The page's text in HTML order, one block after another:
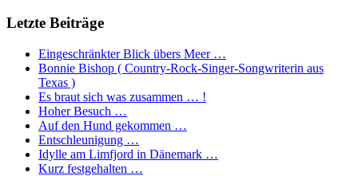
Letzte Beiträge
Eingeschränkter Blick übers Meer …
Bonnie Bishop ( Country-Rock-Singer-Songwriterin aus
Texas )
Es braut sich was zusammen … !
Hoher Besuch …
Auf den Hund gekommen …
Entschleunigung …
Idylle am Limfjord in Dänemark …
Kurz festgehalten …